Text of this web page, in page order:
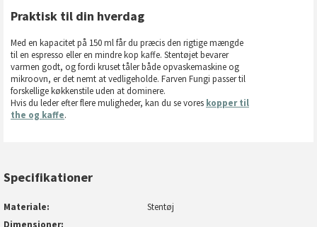
Praktisk til din hverdag
Med en kapacitet på 150 ml får du præcis den rigtige mængde
til en espresso eller en mindre kop kaffe. Stentøjet bevarer
varmen godt, og fordi kruset tåler både opvaskemaskine og
mikroovn, er det nemt at vedligeholde. Farven Fungi passer til
forskellige køkkenstile uden at dominere.
Hvis du leder efter flere muligheder, kan du se vores kopper til
the og kaffe.
Specifikationer
Materiale
Stentøj